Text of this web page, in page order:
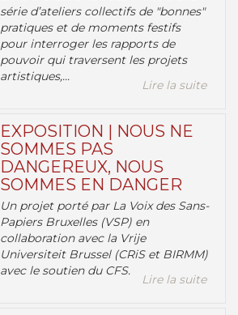
série d’ateliers collectifs de "bonnes"
pratiques et de moments festifs
pour interroger les rapports de
pouvoir qui traversent les projets
artistiques,...
Lire la suite
EXPOSITION | NOUS NE
SOMMES PAS
DANGEREUX, NOUS
SOMMES EN DANGER
Un projet porté par La Voix des Sans-
Papiers Bruxelles (VSP) en
collaboration avec la Vrije
Universiteit Brussel (CRiS et BIRMM)
avec le soutien du CFS.
Lire la suite